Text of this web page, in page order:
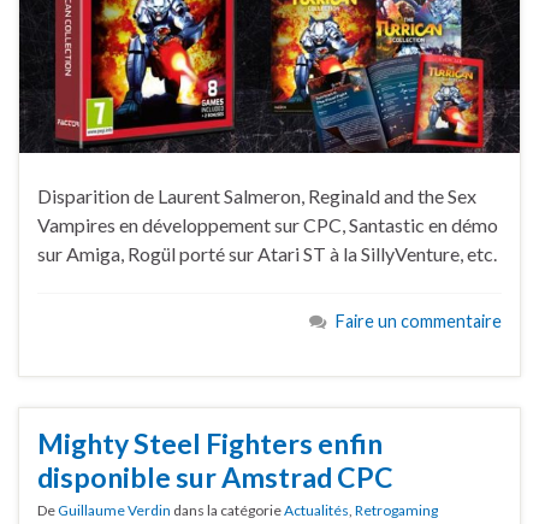
Disparition de Laurent Salmeron, Reginald and the Sex
Vampires en développement sur CPC, Santastic en démo
sur Amiga, Rogül porté sur Atari ST à la SillyVenture, etc.
Faire un commentaire
Mighty Steel Fighters enfin
disponible sur Amstrad CPC
DeGuillaume Verdin dans la catégorieActualités Retrogaming